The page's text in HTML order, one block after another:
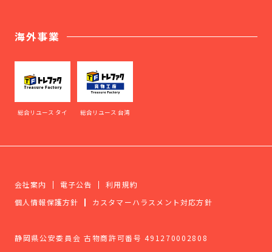
海外事業
総合リユース タイ 総合リユース 台湾
会社案内 電子公告
利用規約
個人情報保護方針
カスタマーハラスメント対応方針
静岡県公安委員会 古物商許可番号 491270002808